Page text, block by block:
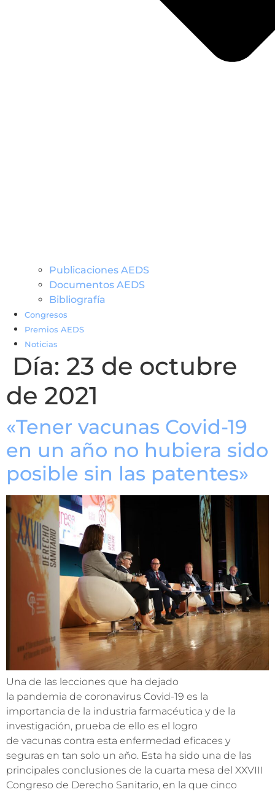
Publicaciones AEDS
Documentos AEDS
Bibliografía
Congresos
Premios AEDS
Noticias
Día: 23 de octubre
de 2021
«Tener vacunas Covid-19
en un año no hubiera sido
posible sin las patentes»
Una de las lecciones que ha dejado
la pandemia de coronavirus Covid-19 es la
importancia de la industria farmacéutica y de la
investigación, prueba de ello es el logro
de vacunas contra esta enfermedad eficaces y
seguras en tan solo un año. Esta ha sido una de las
principales conclusiones de la cuarta mesa del XXVIII
Congreso de Derecho Sanitario, en la que cinco